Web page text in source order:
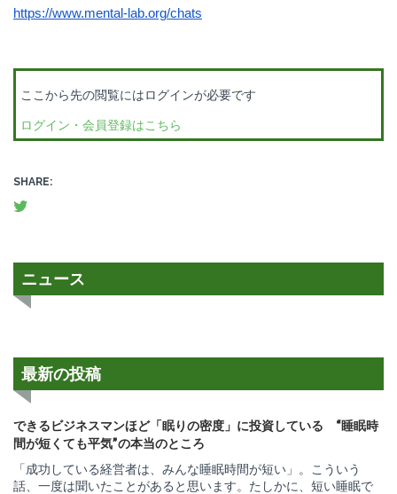
https://www.mental-lab.org/chats
ここから先の閲覧にはログインが必要です
ログイン・会員登録はこちら
SHARE:
ニュース
最新の投稿
できるビジネスマンほど「眠りの密度」に投資している “睡眠時
間が短くても平気”の本当のところ
「成功している経営者は、みんな睡眠時間が短い」。こういう
話、一度は聞いたことがあると思います。たしかに、短い睡眠で